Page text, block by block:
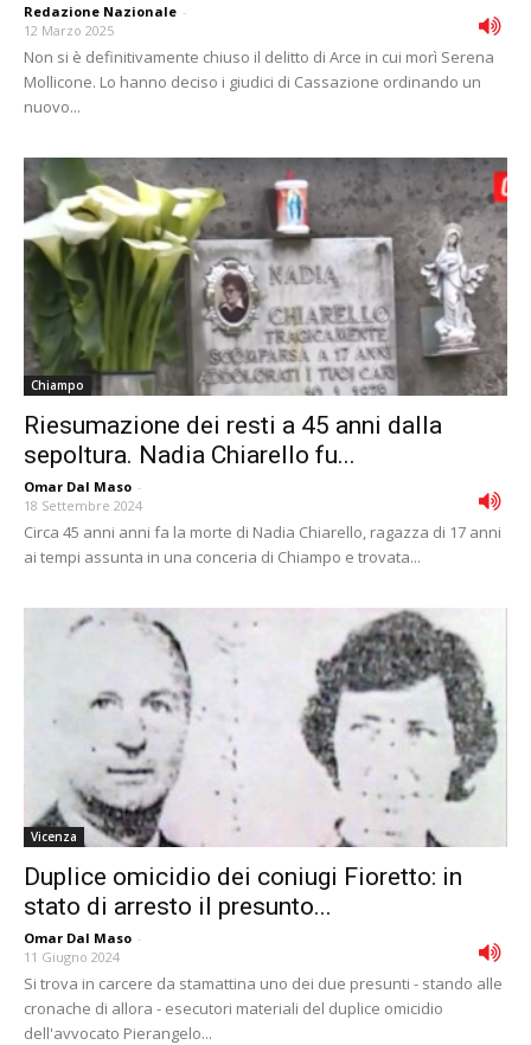
Redazione Nazionale -
12 Marzo 2025
Non si è definitivamente chiuso il delitto di Arce in cui morì Serena
Mollicone. Lo hanno deciso i giudici di Cassazione ordinando un
nuovo...
Chiampo
Riesumazione dei resti a 45 anni dalla
sepoltura. Nadia Chiarello fu...
Omar Dal Maso -
18 Settembre 2024
Circa 45 anni anni fa la morte di Nadia Chiarello, ragazza di 17 anni
ai tempi assunta in una conceria di Chiampo e trovata...
Vicenza
Duplice omicidio dei coniugi Fioretto: in
stato di arresto il presunto...
Omar Dal Maso -
11 Giugno 2024
Si trova in carcere da stamattina uno dei due presunti - stando alle
cronache di allora - esecutori materiali del duplice omicidio
dell'avvocato Pierangelo...